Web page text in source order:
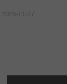
2026-11-27